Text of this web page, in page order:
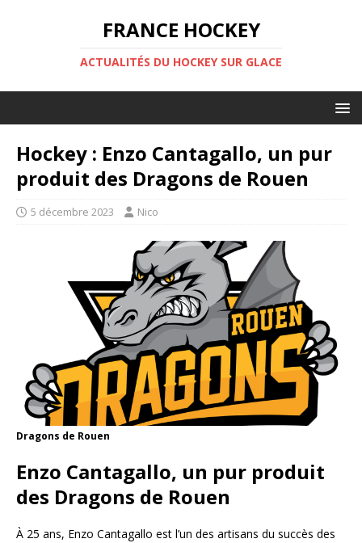
FRANCE HOCKEY
ACTUALITÉS DU HOCKEY SUR GLACE
Hockey : Enzo Cantagallo, un pur
produit des Dragons de Rouen
5 décembre 2023 Nico
Dragons de Rouen
Enzo Cantagallo, un pur produit
des Dragons de Rouen
À 25 ans, Enzo Cantagallo est l’un des artisans du succès des